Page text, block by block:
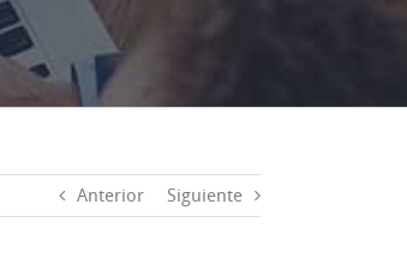
Anterior Siguiente